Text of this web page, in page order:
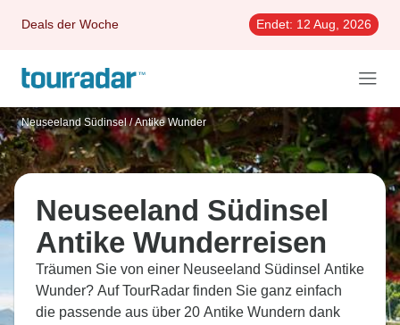
Deals der Woche Endet: 12 Aug, 2026
Neuseeland Südinsel / Antike Wunder
Neuseeland Südinsel
Antike Wunderreisen
Träumen Sie von einer Neuseeland Südinsel Antike
Wunder? Auf TourRadar finden Sie ganz einfach
die passende aus über 20 Antike Wundern dank